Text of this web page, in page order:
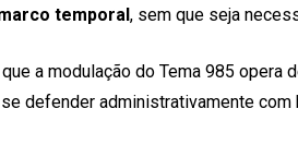
temporal, sem que seja
a modulação do Tema 985
defender administrativamente com